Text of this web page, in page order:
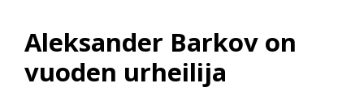
Aleksander Barkov on
vuoden urheilija